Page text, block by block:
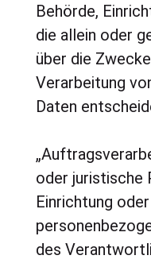
Behörde,
die allein oder
über die
Verarbeitung
Daten
oder juristische
Einrichtung
des